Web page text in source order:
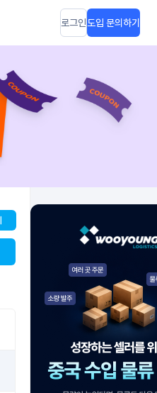
로그인 도입 문의하기